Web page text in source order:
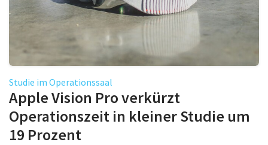
Studie im Operationssaal
Apple Vision Pro verkürzt
Operationszeit in kleiner Studie um
19 Prozent